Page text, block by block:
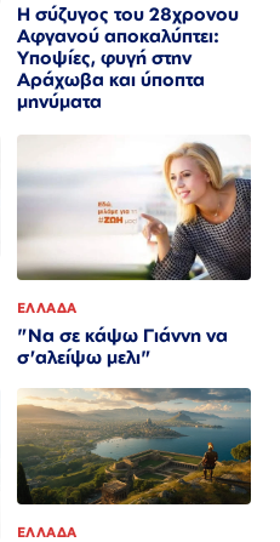
Η σύζυγος του 28χρονου
Αφγανού αποκαλύπτει:
Υποψίες, φυγή στην
Αράχωβα και ύποπτα
μηνύματα
ΕΛΛΑΔΑ
"Να σε κάψω Γιάννη να
σ'αλείψω μελι"
ΕΛΛΑΔΑ